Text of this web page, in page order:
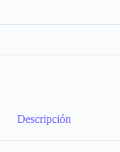
Descripción